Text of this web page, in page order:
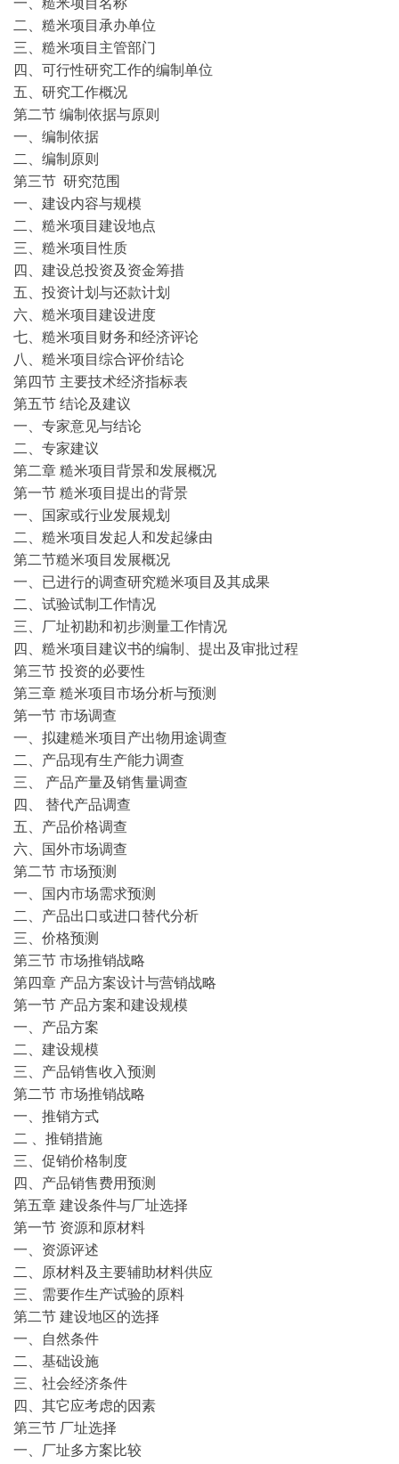
一、糙米项目名称
二、糙米项目承办单位
三、糙米项目主管部门
四、可行性研究工作的编制单位
五、研究工作概况
第二节 编制依据与原则
一、编制依据
二、编制原则
第三节 研究范围
一、建设内容与规模
二、糙米项目建设地点
三、糙米项目性质
四、建设总投资及资金筹措
五、投资计划与还款计划
六、糙米项目建设进度
七、糙米项目财务和经济评论
八、糙米项目综合评价结论
第四节 主要技术经济指标表
第五节 结论及建议
一、专家意见与结论
二、专家建议
第二章 糙米项目背景和发展概况
第一节 糙米项目提出的背景
一、国家或行业发展规划
二、糙米项目发起人和发起缘由
第二节糙米项目发展概况
一、已进行的调查研究糙米项目及其成果
二、试验试制工作情况
三、厂址初勘和初步测量工作情况
四、糙米项目建议书的编制、提出及审批过程
第三节 投资的必要性
第三章 糙米项目市场分析与预测
第一节 市场调查
一、拟建糙米项目产出物用途调查
二、产品现有生产能力调查
三、 产品产量及销售量调查
四、 替代产品调查
五、产品价格调查
六、国外市场调查
第二节 市场预测
一、国内市场需求预测
二、产品出口或进口替代分析
三、价格预测
第三节 市场推销战略
第四章 产品方案设计与营销战略
第一节 产品方案和建设规模
一、产品方案
二、建设规模
三、产品销售收入预测
第二节 市场推销战略
一、推销方式
二 、推销措施
三、促销价格制度
四、产品销售费用预测
第五章 建设条件与厂址选择
第一节 资源和原材料
一、资源评述
二、原材料及主要辅助材料供应
三、需要作生产试验的原料
第二节 建设地区的选择
一、自然条件
二、基础设施
三、社会经济条件
四、其它应考虑的因素
第三节 厂址选择
一、厂址多方案比较